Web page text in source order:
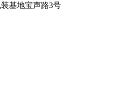
基地宝声路3号